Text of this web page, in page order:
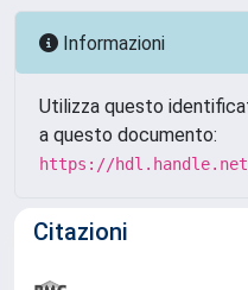
Informazioni
Utilizza questo
a questo documento:
https://hdl.handle.net/
Citazioni